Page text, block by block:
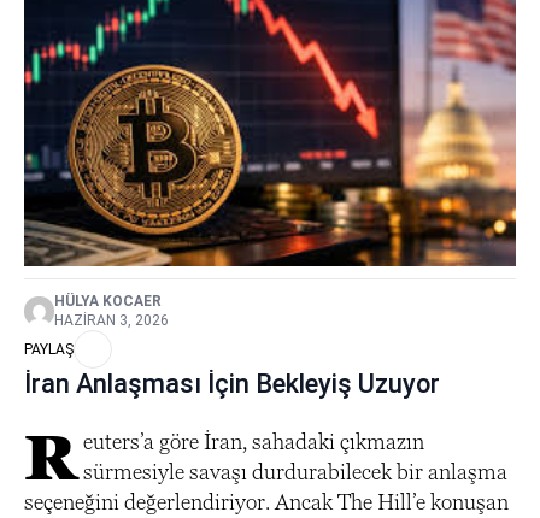
HÜLYA KOCAER
HAZIRAN 3, 2026
PAYLAŞ
İran Anlaşması İçin Bekleyiş Uzuyor
R euters’a göre İran, sahadaki çıkmazın
sürmesiyle savaşı durdurabilecek bir anlaşma
seçeneğini değerlendiriyor. Ancak The Hill’e konuşan